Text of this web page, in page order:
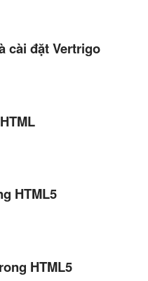
cài đặt Vertrigo
HTML5
HTML5